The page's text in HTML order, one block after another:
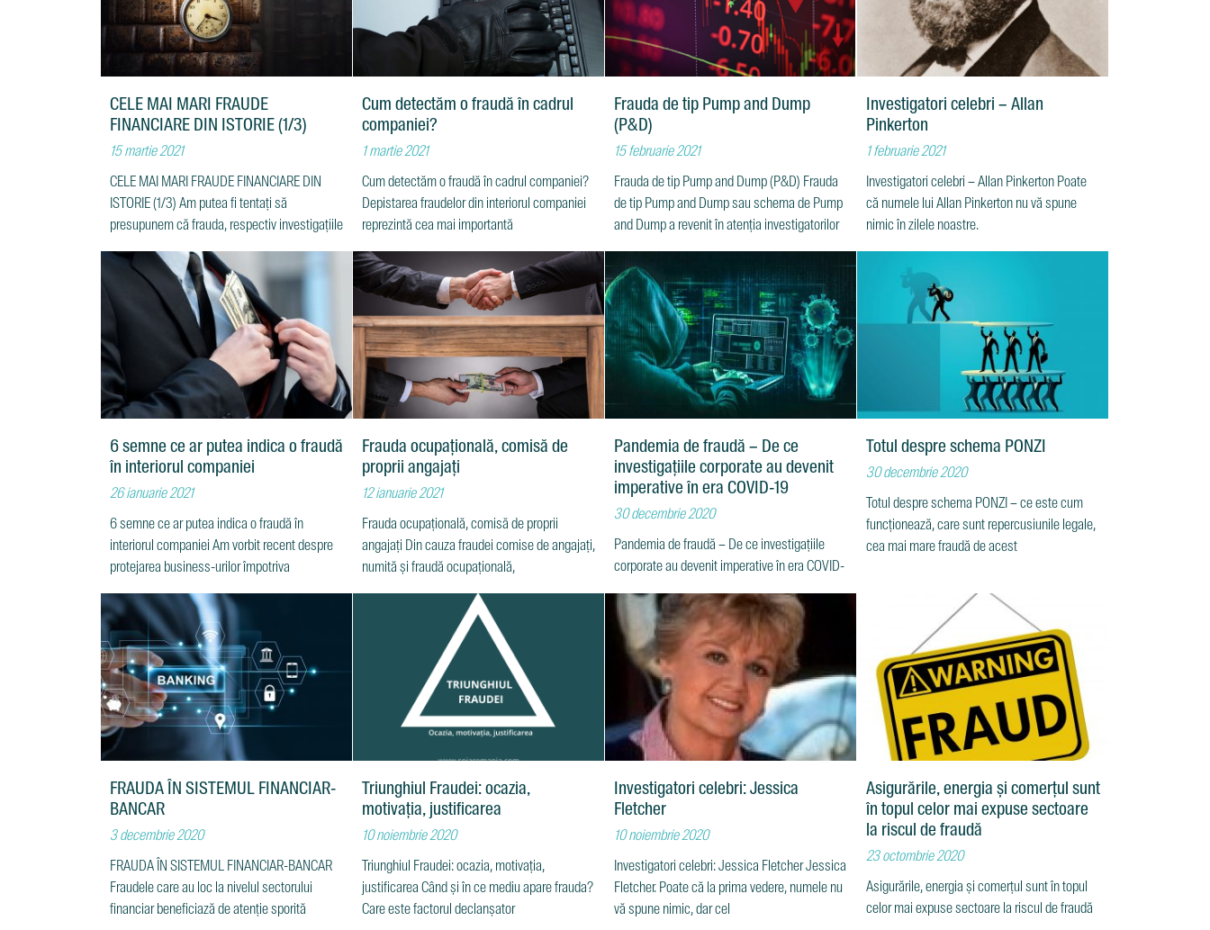
CELE MAI MARI FRAUDE
FINANCIARE DIN ISTORIE (1/3)
15 martie 2021
CELE MAI MARI FRAUDE FINANCIARE DIN
ISTORIE (1/3) Am putea fi tentaţi să
presupunem că frauda, respectiv investigaţiile
Cum detectăm o fraudă în cadrul
companiei?
1 martie 2021
Cum detectăm o fraudă în cadrul companiei?
Depistarea fraudelor din interiorul companiei
reprezintă cea mai importantă
Frauda de tip Pump and Dump
(P&D)
15 februarie 2021
Frauda de tip Pump and Dump (P&D) Frauda
de tip Pump and Dump sau schema de Pump
and Dump a revenit în atenția investigatorilor
Investigatori celebri – Allan
Pinkerton
1 februarie 2021
Investigatori celebri – Allan Pinkerton Poate
că numele lui Allan Pinkerton nu vă spune
nimic în zilele noastre.
6 semne ce ar putea indica o fraudă
în interiorul companiei
26 ianuarie 2021
6 semne ce ar putea indica o fraudă în
interiorul companiei Am vorbit recent despre
protejarea business-urilor împotriva
Frauda ocupațională, comisă de
proprii angajați
12 ianuarie 2021
Frauda ocupațională, comisă de proprii
angajați Din cauza fraudei comise de angajați,
numită și fraudă ocupațională,
Pandemia de fraudă – De ce
investigaţiile corporate au devenit
imperative în era COVID-19
30 decembrie 2020
Pandemia de fraudă – De ce investigaţiile
corporate au devenit imperative în era COVID-
Totul despre schema PONZI
30 decembrie 2020
Totul despre schema PONZI – ce este cum
funcționează, care sunt repercusiunile legale,
cea mai mare fraudă de acest
FRAUDA ÎN SISTEMUL FINANCIAR-
BANCAR
3 decembrie 2020
FRAUDA ÎN SISTEMUL FINANCIAR-BANCAR
Fraudele care au loc la nivelul sectorului
financiar beneficiază de atenție sporită
Triunghiul Fraudei: ocazia,
motivația, justificarea
10 noiembrie 2020
Triunghiul Fraudei: ocazia, motivația,
justificarea Când și în ce mediu apare frauda?
Care este factorul declanșator
Investigatori celebri: Jessica
Fletcher
10 noiembrie 2020
Investigatori celebri: Jessica Fletcher Jessica
Fletcher. Poate că la prima vedere, numele nu
vă spune nimic, dar cel
Asigurările, energia și comerțul sunt
în topul celor mai expuse sectoare
la riscul de fraudă
23 octombrie 2020
Asigurările, energia și comerțul sunt în topul
celor mai expuse sectoare la riscul de fraudă